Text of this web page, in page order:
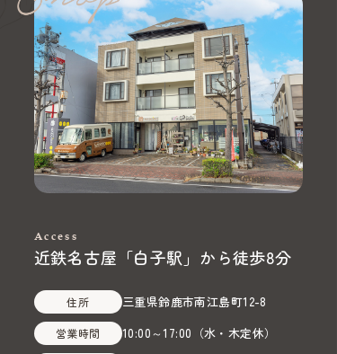
Access
近鉄名古屋「白子駅」から徒歩8分
住所 三重県鈴鹿市南江島町12-8
営業時間 10:00～17:00 （水・木定休）